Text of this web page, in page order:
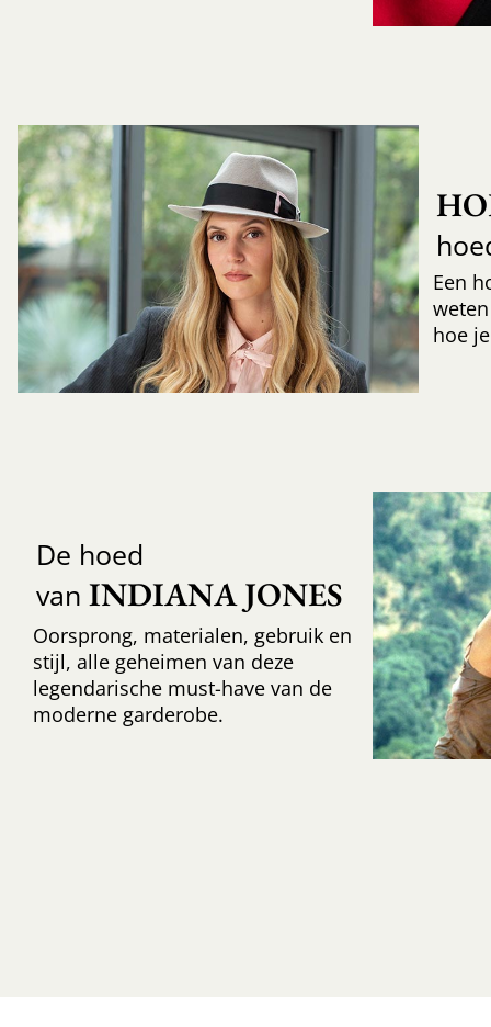
Een
hoe
De hoed
van INDIANA JONES
Oorsprong, materialen, gebruik en
stijl, alle geheimen van deze
legendarische must-have van de
moderne garderobe.